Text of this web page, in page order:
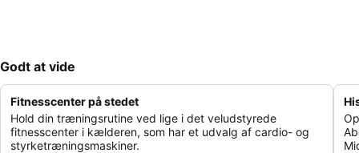
Godt at vide
Fitnesscenter på stedet
Hold din træningsrutine ved lige i det veludstyrede
fitnesscenter i kælderen, som har et udvalg af cardio- og
styrketræningsmaskiner.